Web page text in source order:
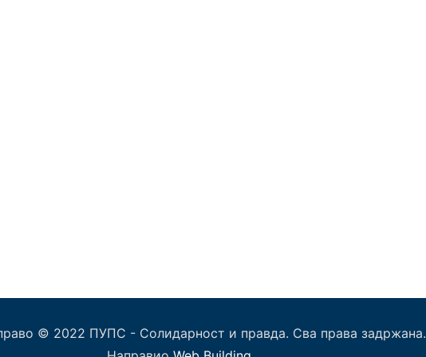
© 2022 ПУПС - Солидарност и правда. Сва права задржана.